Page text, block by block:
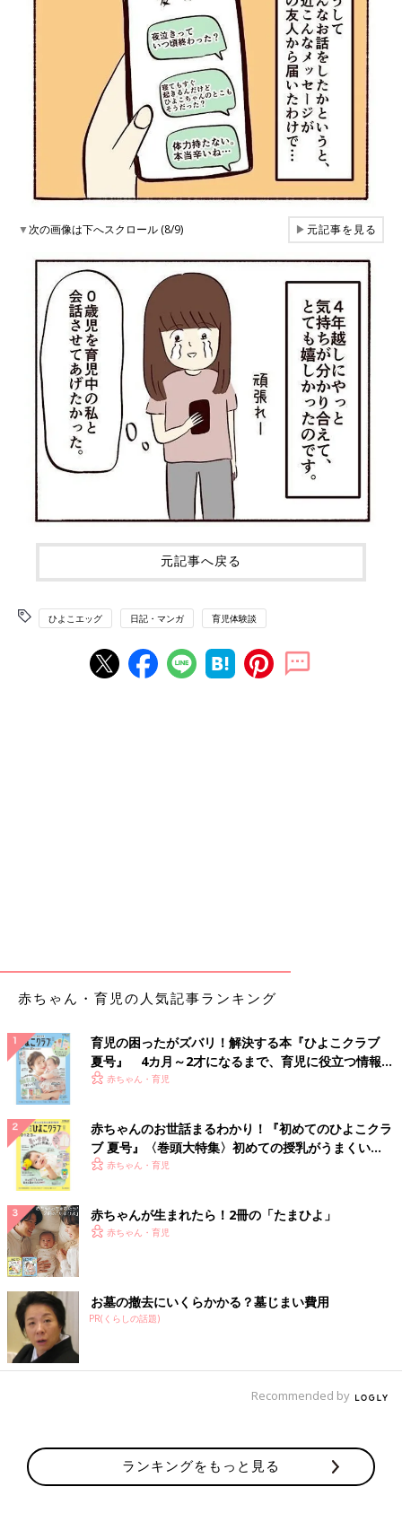
▼次の画像は下へスクロール (8/9) ▶元記事を見る
元記事へ戻る
ひよこエッグ 日記・マンガ 育児体験談
赤ちゃん・育児の人気記事ランキング
育児の困ったがズバリ！解決する本『ひよこクラブ
夏号』 4カ月～2才になるまで、育児に役立つ情報が
いっぱい！
赤ちゃん・育児
赤ちゃんのお世話まるわかり！『初めてのひよこクラ
ブ 夏号』〈巻頭大特集〉初めての授乳がうまくい
く！ おっぱい・ミルクの基本と夏のトラブル 解決テ
赤ちゃん・育児
赤ちゃんが生まれたら！2冊の「たまひよ」
赤ちゃん・育児
お墓の撤去にいくらかかる？墓じまい費用
PR(くらしの話題)
Recommended by
ランキングをもっと見る